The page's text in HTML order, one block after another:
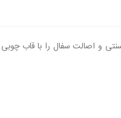
اصالت سفال را با قاب چوبی